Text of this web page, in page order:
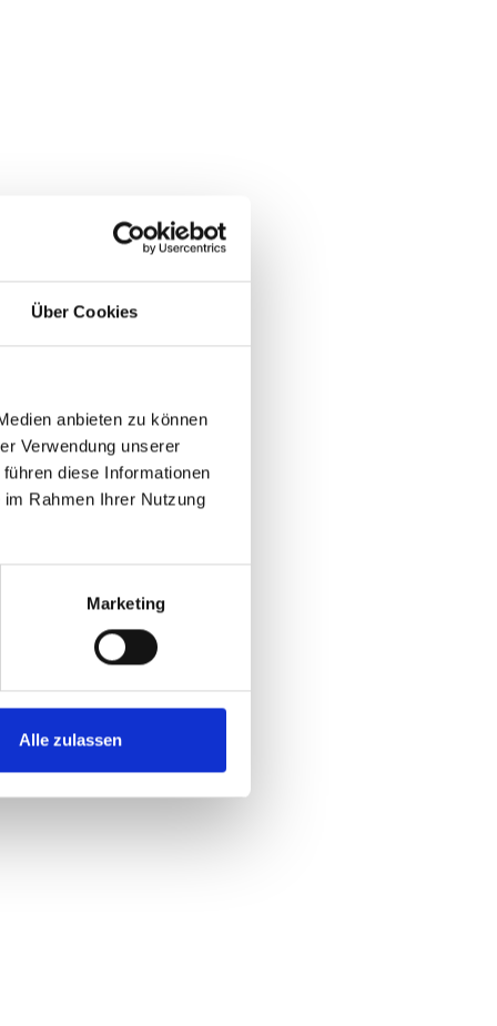
Über Cookies
anbieten zu können
Verwendung unserer
diese Informationen
Rahmen Ihrer Nutzung
Marketing
Alle zulassen